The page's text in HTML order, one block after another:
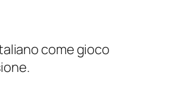
come gioco